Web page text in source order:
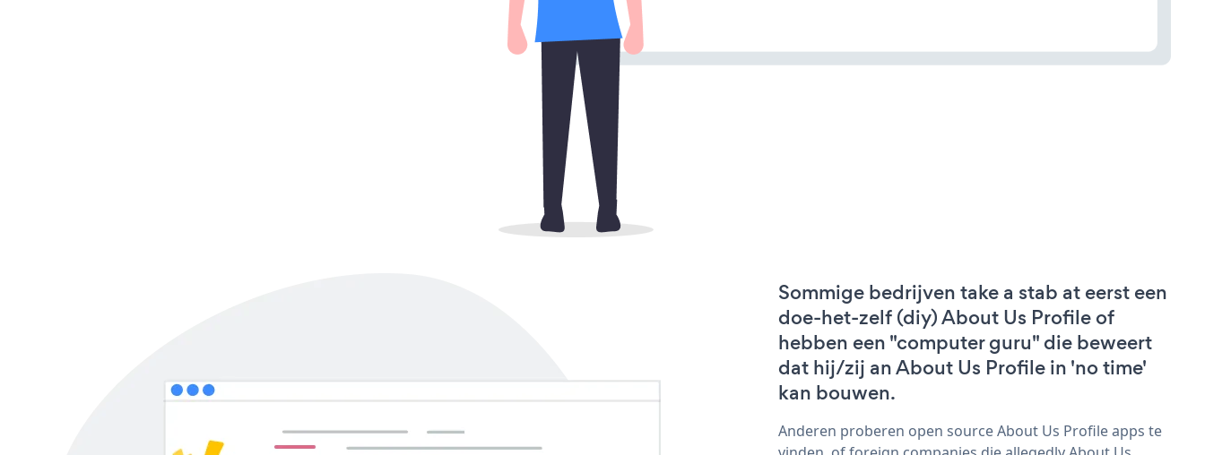
Sommige bedrijven take a stab at eerst een
doe-het-zelf (diy) About Us Profile of
hebben een "computer guru" die beweert
dat hij/zij an About Us Profile in 'no time'
kan bouwen.
Anderen proberen open source About Us Profile apps te